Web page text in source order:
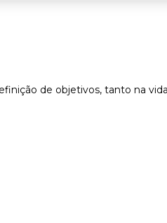
de objetivos, tanto na